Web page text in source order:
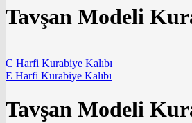
Tavşan Modeli
C Harfi Kurabiye Kalıbı
E Harfi Kurabiye Kalıbı
Tavşan Modeli